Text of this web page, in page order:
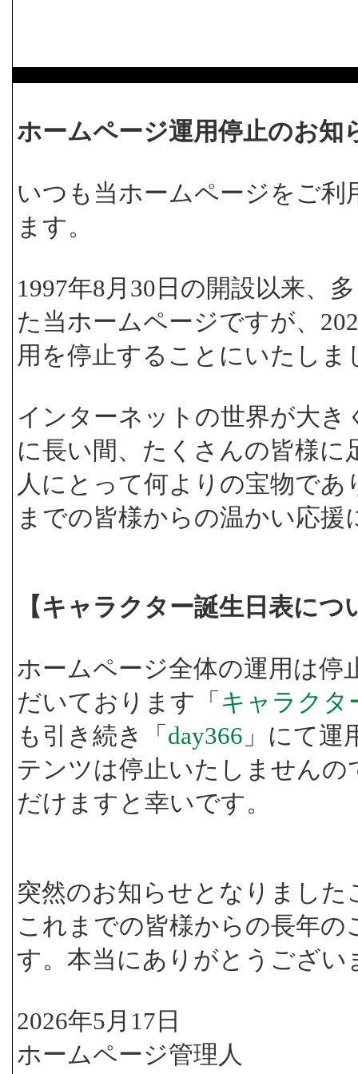
ホームページ運用停止のお知
いつも当ホームページをご
ます。
1997年8月30日の開設以来、
た当ホームページですが、
用を停止することにいたしま
インターネットの世界が大
に長い間、たくさんの皆様
人にとって何よりの宝物で
までの皆様からの温かい応
【キャラクター誕生日表に
ホームページ全体の運用は停
だいております「 キャラクタ
も引き続き「 day366 」にて
テンツは停止いたしません
だけますと幸いです。
突然のお知らせとなりまし
これまでの皆様からの長年
す。本当にありがとうござい
2026年5月17日
ホームページ管理人